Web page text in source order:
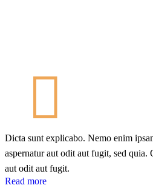
Dicta sunt explicabo. Nemo enim
aspernatur aut odit aut fugit, sed quia.
aut odit aut fugit.
Read more